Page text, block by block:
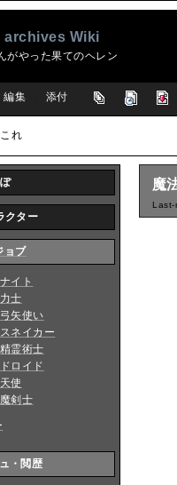
archives Wiki
がやった果てのヘレン
編集 添付
れ
魔
ぽ
クター
ョブ
ナイト
力士
弓矢使い
スネイカー
精霊術士
ドロイド
天使
魔剣士
・閲歴